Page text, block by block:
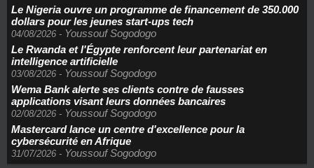
Le Nigeria ouvre un programme de financement de 350.000
dollars pour les jeunes start-ups tech
04/08/2026 - Youssouf Sogodogo
Le Rwanda et l'Égypte renforcent leur partenariat en
intelligence artificielle
03/08/2026 - Youssouf Sogodogo
Wema Bank alerte ses clients contre de fausses
applications visant leurs données bancaires
02/08/2026 - Youssouf Sogodogo
Mastercard lance un centre d'excellence pour la
cybersécurité en Afrique
31/07/2026 - Youssouf Sogodogo